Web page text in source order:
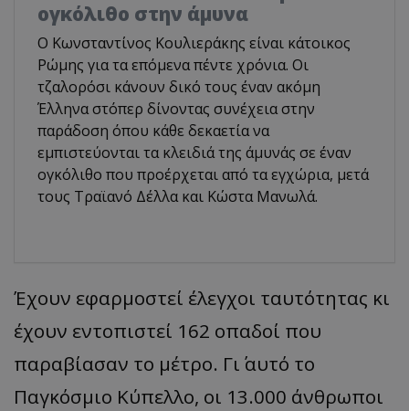
ογκόλιθο στην άμυνα
Ο Κωνσταντίνος Κουλιεράκης είναι κάτοικος
Ρώμης για τα επόμενα πέντε χρόνια. Οι
τζαλορόσι κάνουν δικό τους έναν ακόμη
Έλληνα στόπερ δίνοντας συνέχεια στην
παράδοση όπου κάθε δεκαετία να
εμπιστεύονται τα κλειδιά της άμυνάς σε έναν
ογκόλιθο που προέρχεται από τα εγχώρια, μετά
τους Τραϊανό Δέλλα και Κώστα Μανωλά.
Έχουν εφαρμοστεί έλεγχοι ταυτότητας κι
έχουν εντοπιστεί 162 οπαδοί που
παραβίασαν το μέτρο. Γι΄ αυτό το
Παγκόσμιο Κύπελλο, οι 13.000 άνθρωποι